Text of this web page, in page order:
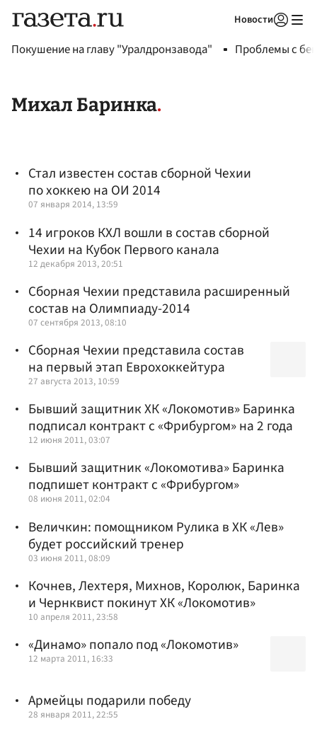
Новости
Покушение на главу "Уралдронзавода" Проблемы с
Михал Баринка
Стал известен состав сборной Чехии
по хоккею на ОИ 2014
07 января 2014, 13:59
14 игроков КХЛ вошли в состав сборной
Чехии на Кубок Первого канала
12 декабря 2013, 20:51
Сборная Чехии представила расширенный
состав на Олимпиаду-2014
07 сентября 2013, 08:10
Сборная Чехии представила состав
на первый этап Еврохоккейтура
27 августа 2013, 10:59
Бывший защитник ХК «Локомотив» Баринка
подписал контракт с «Фрибургом» на 2 года
12 июня 2011, 03:07
Бывший защитник «Локомотива» Баринка
подпишет контракт с «Фрибургом»
08 июня 2011, 02:04
Величкин: помощником Рулика в ХК «Лев»
будет российский тренер
03 июня 2011, 08:09
Кочнев, Лехтеря, Михнов, Королюк, Баринка
и Чернквист покинут ХК «Локомотив»
10 апреля 2011, 23:58
«Динамо» попало под «Локомотив»
12 марта 2011, 16:33
Армейцы подарили победу
28 января 2011, 22:55